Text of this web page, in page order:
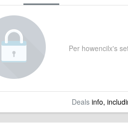
Per howencilx's
Dealsinfo,